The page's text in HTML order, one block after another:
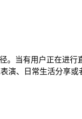
。当有用户正在进
、日常生活分享或